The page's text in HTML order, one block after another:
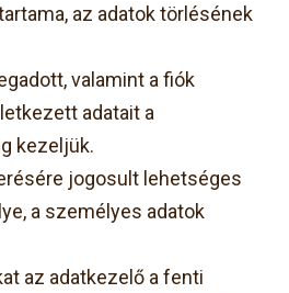
az adatok törlésének
valamint a fiók
adatait a
kezeljük.
jogosult lehetséges
a személyes adatok
az adatkezelő a fenti